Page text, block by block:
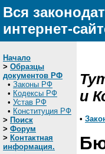
Вся
интернет-
Начало
> Образцы
документов РФ
• Законы РФ
• Кодексы РФ
• Устав РФ
• Конституция РФ
> Поиск
> Форум
> Контактная
информация.
и
•